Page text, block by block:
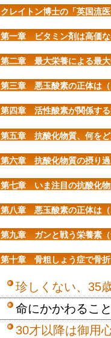
クレイトン博士の「英国流
第一章 ビタミン剤は高価
第二章 最大栄養による最
第三章 悪玉酸素の正体は
第四章 活性酸素が関係す
第五章 抗酸化物質、何を
第六章 抗酸化物質の摂り
第七章 いま注目の抗酸化
第八章 悪玉酸素の正体は
第九章 ガンと戦う栄養素
第十章 骨粗しょう症で骨
珍しくない、35
命にかかわるこ
30才以降は御用